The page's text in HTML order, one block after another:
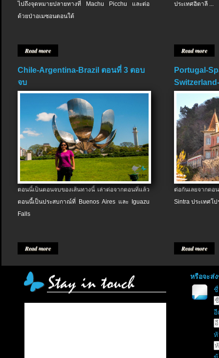
ไปถึงจุดหมายปลายทางที่ Machu Picchu และต่อ
ด้วยป่าอเมซอนตอนใต้
Read more
ประเทศอิตาลี ...
Read more
Chile-Argentina-Brazil ตอนที่ 3 ตอบ
จบ
ตอนนี้เป็นตอนจบของเส้นทางนี้ เล่าต่อจากตอนที่แล้ว
ตอนนี้เป็นประสบกาณ์ที่ Buenos Aires และ Iguazu
Falls
Read more
Portugal-
ต่อกันเลยจากต
Sintra ประเทศโป
Read more
หรือจะส่
อี
หั